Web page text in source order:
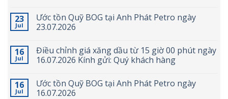
23
Jul
Ước tồn Quỹ BOG tại Anh Phát Petro ngày
23.07.2026
16
Jul
Điều chỉnh giá xăng dầu từ 15 giờ 00 phút ngày
16.07.2026 Kính gửi: Quý khách hàng
16
Jul
Ước tồn Quỹ BOG tại Anh Phát Petro ngày
16.07.2026